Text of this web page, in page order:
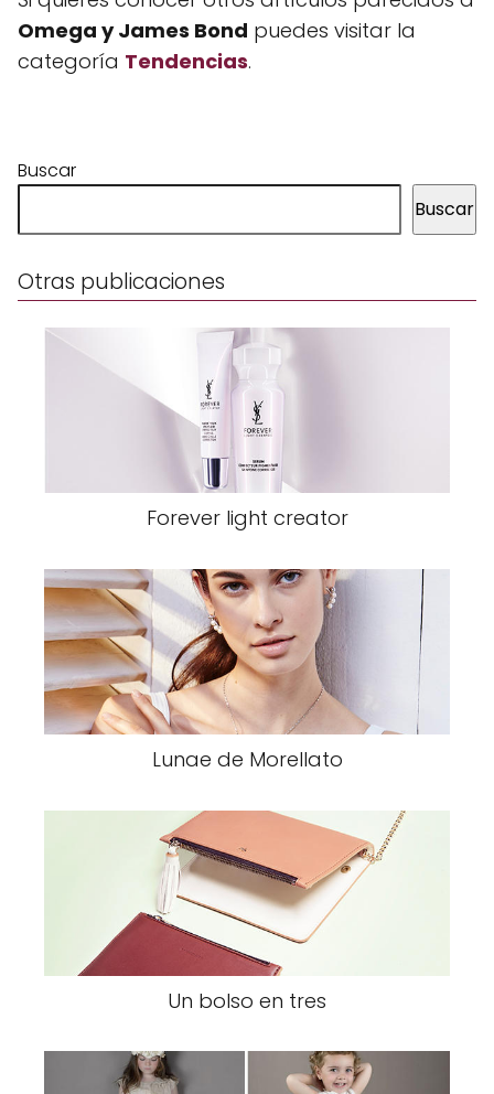
Omega y James Bond puedes visitar la
categoría Tendencias.
Buscar
Buscar
Otras publicaciones
Forever light creator
Lunae de Morellato
Un bolso en tres